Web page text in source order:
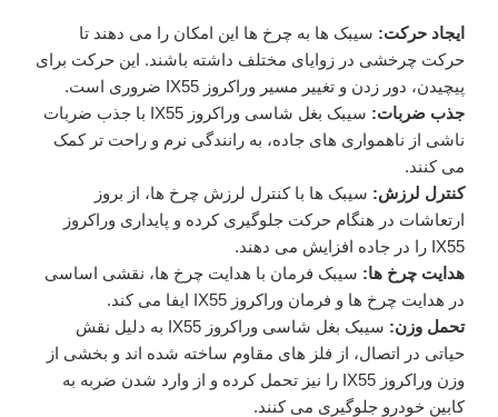
ایجاد حرکت: سیبک ‌ها به چرخ‌ ها این امکان را می دهند تا
حرکت چرخشی در زوایای مختلف داشته باشند. این حرکت برای
پیچیدن، دور زدن و تغییر مسیر وراکروز IX55 ضروری است.
جذب ضربات:
سیبک بغل شاسی وراکروز IX55 با جذب ضربات
ناشی از ناهمواری ‌های جاده، به رانندگی نرم و راحت ‌تر کمک
می ‌کنند.
کنترل لرزش: سیبک‌ ها با کنترل لرزش چرخ ‌ها، از بروز
ارتعاشات در هنگام حرکت جلوگیری کرده و پایداری وراکروز
IX55 را در جاده افزایش می‌ دهند.
هدایت چرخ‌ ها: سیبک فرمان با هدایت چرخ‌ ها، نقشی اساسی
در هدایت چرخ ها و فرمان وراکروز IX55 ایفا می ‌کند.
تحمل وزن:
سیبک بغل شاسی وراکروز IX55 به دلیل نقش
حیاتی در اتصال، از فلز های مقاوم ساخته شده اند و بخشی از
وزن وراکروز IX55 را نیز تحمل کرده و از وارد شدن ضربه به
کابین خودرو جلوگیری می کنند.